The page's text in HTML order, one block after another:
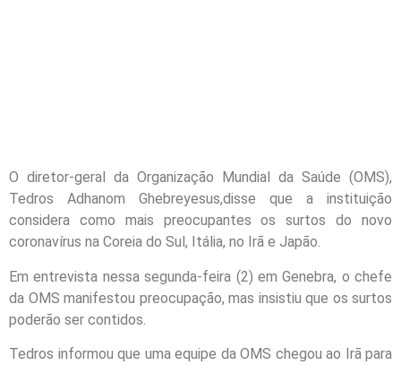
O diretor-geral da Organização Mundial da Saúde (OMS),
Tedros Adhanom Ghebreyesus,disse que a instituição
considera como mais preocupantes os surtos do novo
coronavírus na Coreia do Sul, Itália, no Irã e Japão.
Em entrevista nessa segunda-feira (2) em Genebra, o chefe
da OMS manifestou preocupação, mas insistiu que os surtos
poderão ser contidos.
Tedros informou que uma equipe da OMS chegou ao Irã para